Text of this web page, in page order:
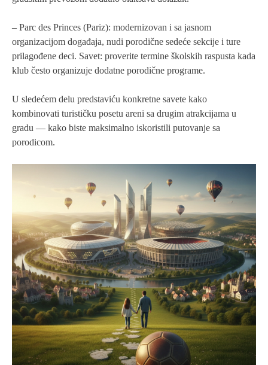
– Parc des Princes (Pariz): modernizovan i sa jasnom
organizacijom događaja, nudi porodične sedeće sekcije i ture
prilagođene deci. Savet: proverite termine školskih raspusta kada
klub često organizuje dodatne porodične programe.
U sledećem delu predstaviću konkretne savete kako
kombinovati turističku posetu areni sa drugim atrakcijama u
gradu — kako biste maksimalno iskoristili putovanje sa
porodicom.